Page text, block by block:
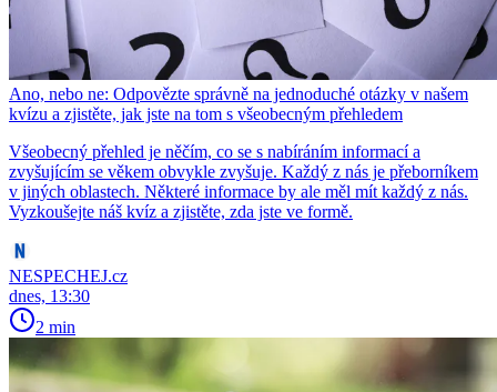
Ano, nebo ne: Odpovězte správně na jednoduché otázky v našem
kvízu a zjistěte, jak jste na tom s všeobecným přehledem
Všeobecný přehled je něčím, co se s nabíráním informací a
zvyšujícím se věkem obvykle zvyšuje. Každý z nás je přeborníkem
v jiných oblastech. Některé informace by ale měl mít každý z nás.
Vyzkoušejte náš kvíz a zjistěte, zda jste ve formě.
NESPECHEJ.cz
dnes, 13:30
2 min